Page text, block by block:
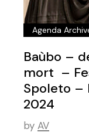
Agenda
Baùbo –
mort –
Spoleto –
2024
by AV